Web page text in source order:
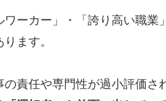
ーカー」・「誇り高い職業」
ます。
責任や専門性が過小評価さ